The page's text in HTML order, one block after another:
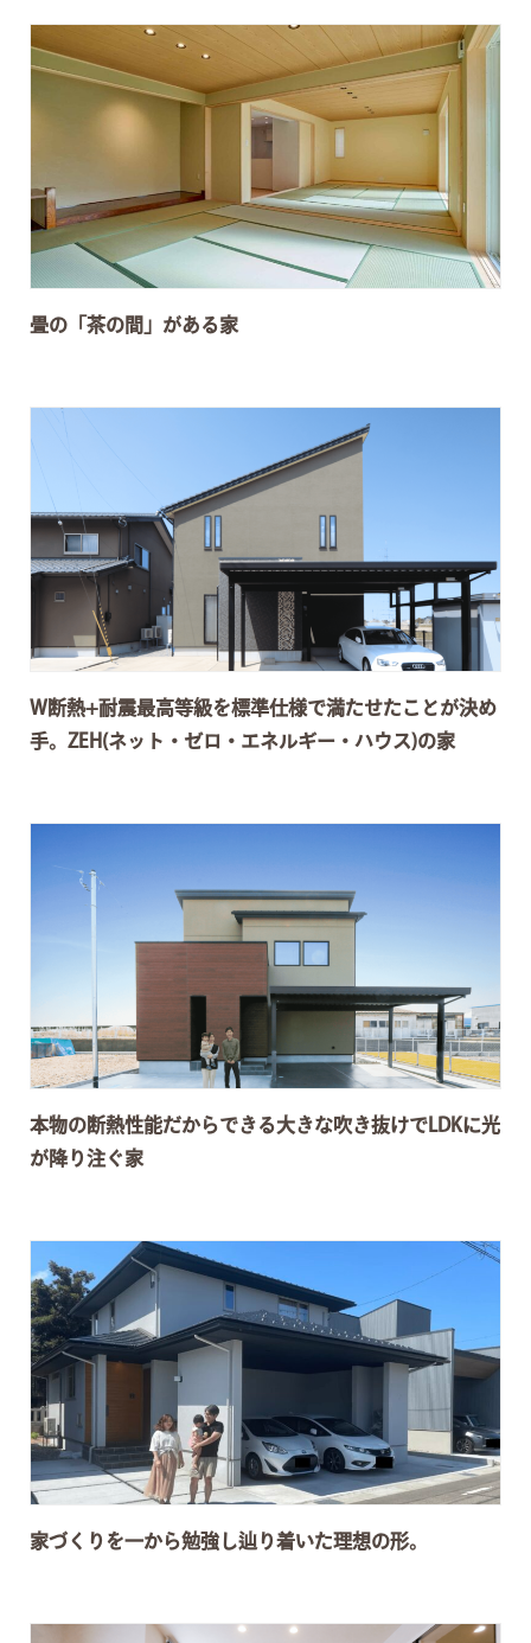
畳の「茶の間」がある家
W断熱+耐震最高等級を標準仕様で満たせたことが決め
手。ZEH(ネット・ゼロ・エネルギー・ハウス)の家
本物の断熱性能だからできる大きな吹き抜けでLDKに光
が降り注ぐ家
家づくりを一から勉強し辿り着いた理想の形。